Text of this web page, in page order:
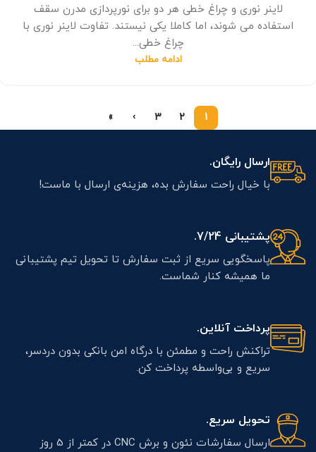
لاینر نوری و چراغ خطی هر دو برای نورپردازی مدرن سقف
استفاده می شوند، اما کاملا یکی نیستند. تفاوت لاینر نوری با
چراغ خطی...
ادامه مطلب
1
2
3
›
»
ارسال رایگان.
با خیال راحت سفارش بده، هزینه‌ی ارسال با ماست!
پشتیبانی 7/24.
پاسخگویی سریع از ثبت سفارش تا تحویل تیم پشتیبانی
ما همیشه کنار شماست.
پرداخت آنلاین.
تراکنش راحت و مطمئن با درگاه امن بانکی بدون دردسر،
سریع و بی‌واسطه پرداخت کن.
تحویل سریع.
ارسال سفارشات نئون و برش CNC در کمتر از 5 روز